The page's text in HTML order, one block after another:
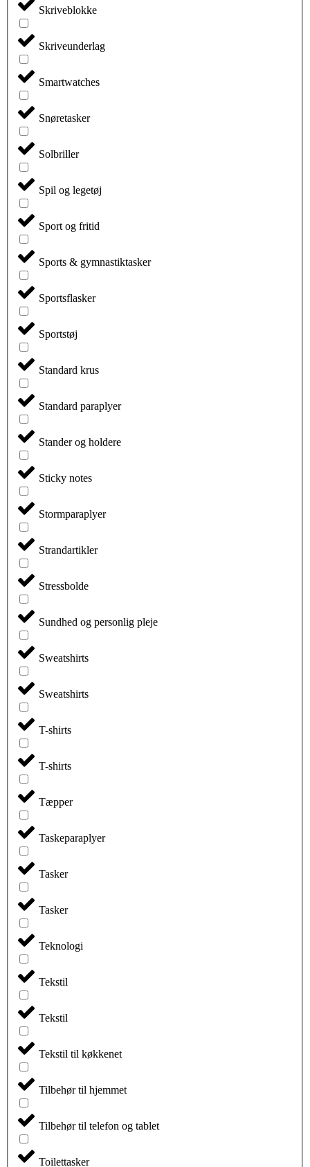
Skriveblokke
Skriveunderlag
Smartwatches
Snøretasker
Solbriller
Spil og legetøj
Sport og fritid
Sports & gymnastiktasker
Sportsflasker
Sportstøj
Standard krus
Standard paraplyer
Stander og holdere
Sticky notes
Stormparaplyer
Strandartikler
Stressbolde
Sundhed og personlig pleje
Sweatshirts
Sweatshirts
T-shirts
T-shirts
Tæpper
Taskeparaplyer
Tasker
Tasker
Teknologi
Tekstil
Tekstil
Tekstil til køkkenet
Tilbehør til hjemmet
Tilbehør til telefon og tablet
Toilettasker